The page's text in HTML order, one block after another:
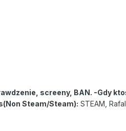
screeny, BAN. -Gdy
Steam/Steam): STEAM,